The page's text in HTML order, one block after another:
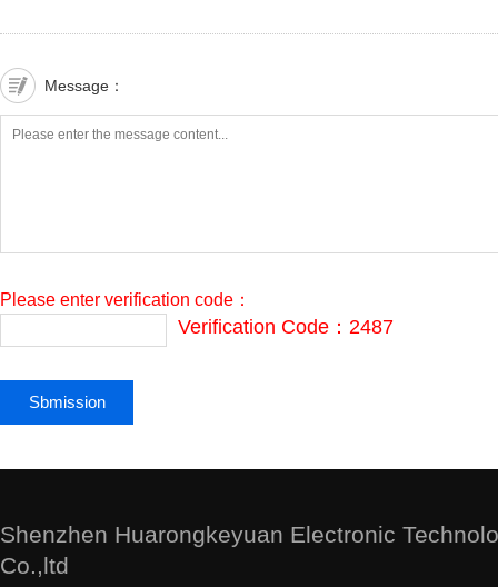
Message：
Please enter verification code：
Verification Code：2487
Shenzhen Huarongkeyuan Electronic
Co.,ltd